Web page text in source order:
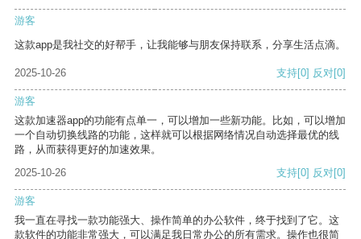
游客
这款app是我社交的好帮手，让我能够与朋友保持联系，分享生活点滴。
2025-10-26 支持[0] 反对[0]
游客
这款加速器app的功能有点单一，可以增加一些新功能。比如，可以增加
一个自动切换线路的功能，这样就可以根据网络情况自动选择最优的线
路，从而获得更好的加速效果。
2025-10-26
支持[0] 反对[0]
游客
我一直在寻找一款功能强大、操作简单的办公软件，终于找到了它。这
款软件的功能非常强大，可以满足我日常办公的所有需求。操作也很简